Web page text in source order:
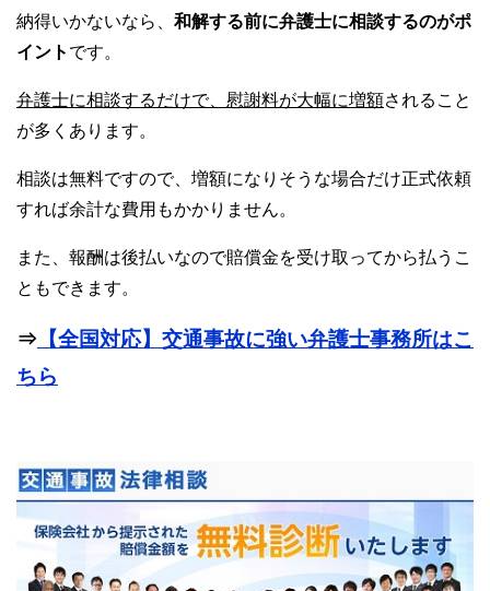
納得いかないなら、 和解する前に弁護士に相談するのがポ
イント です。
弁護士に相談するだけで、慰謝料が大幅に増額されること
が多くあります。
相談は無料ですので、増額になりそうな場合だけ正式依頼
すれば余計な費用もかかりません。
また、報酬は後払いなので賠償金を受け取ってから払うこ
ともできます。
⇒ 【全国対応】交通事故に強い弁護士事務所はこ
ちら